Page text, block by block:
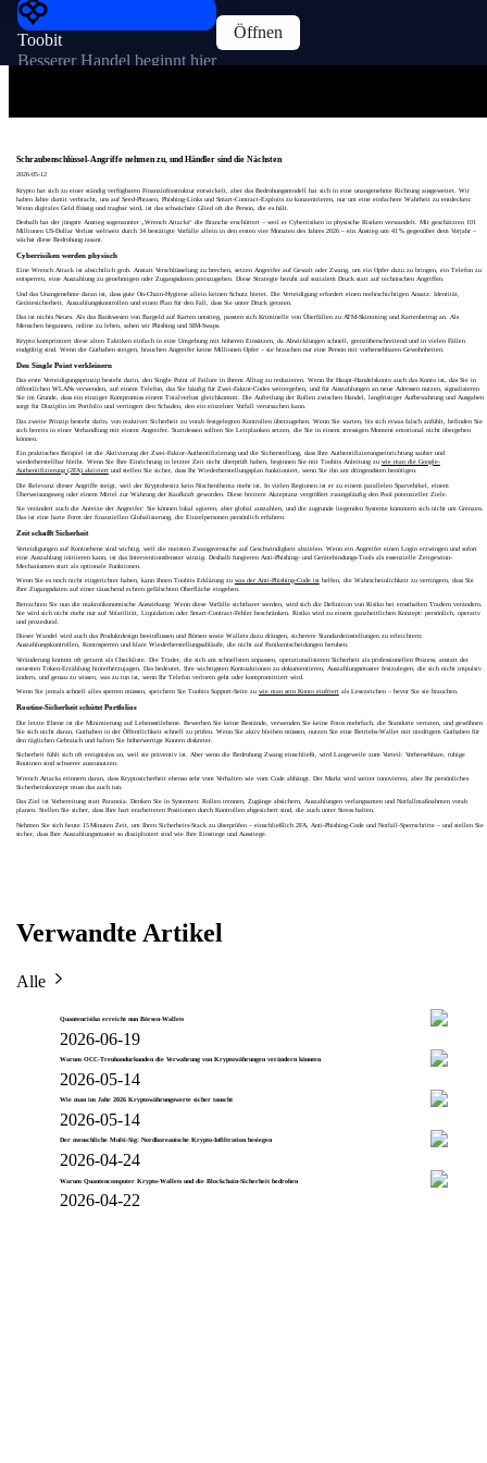
Toobit
Besserer Handel beginnt hier
Öffnen
Schraubenschlüssel-Angriffe nehmen zu, und Händler sind die Nächsten
2026-05-12
Krypto hat sich zu einer ständig verfügbaren Finanzinfrastruktur entwickelt, aber das Bedrohungsmodell hat sich in eine unangenehme Richtung ausgeweitet. Wir
haben Jahre damit verbracht, uns auf Seed-Phrasen, Phishing-Links und Smart-Contract-Exploits zu konzentrieren, nur um eine einfachere Wahrheit zu entdecken:
Wenn digitales Geld flüssig und tragbar wird, ist das schwächste Glied oft die Person, die es hält.
Deshalb hat der jüngste Anstieg sogenannter „Wrench Attacks“ die Branche erschüttert – weil er Cyberrisiken in physische Risiken verwandelt. Mit geschätzten 101
Millionen US-Dollar Verlust weltweit durch 34 bestätigte Vorfälle allein in den ersten vier Monaten des Jahres 2026 – ein Anstieg um 41 % gegenüber dem Vorjahr –
wächst diese Bedrohung rasant.
Cyberrisiken werden physisch
Eine Wrench Attack ist absichtlich grob. Anstatt Verschlüsselung zu brechen, setzen Angreifer auf Gewalt oder Zwang, um ein Opfer dazu zu bringen, ein Telefon zu
entsperren, eine Auszahlung zu genehmigen oder Zugangsdaten preiszugeben. Diese Strategie beruht auf sozialem Druck statt auf technischen Angriffen.
Und das Unangenehme daran ist, dass gute On-Chain-Hygiene allein keinen Schutz bietet. Die Verteidigung erfordert einen mehrschichtigen Ansatz: Identität,
Gerätesicherheit, Auszahlungskontrollen und einen Plan für den Fall, dass Sie unter Druck geraten.
Das ist nichts Neues. Als das Bankwesen von Bargeld auf Karten umstieg, passten sich Kriminelle von Überfällen zu ATM-Skimming und Kartenbetrug an. Als
Menschen begannen, online zu leben, sahen wir Phishing und SIM-Swaps.
Krypto komprimiert diese alten Taktiken einfach in eine Umgebung mit höheren Einsätzen, da Abwicklungen schnell, grenzüberschreitend und in vielen Fällen
endgültig sind. Wenn die Guthaben steigen, brauchen Angreifer keine Millionen Opfer – sie brauchen nur eine Person mit vorhersehbaren Gewohnheiten.
Den Single Point verkleinern
Das erste Verteidigungsprinzip besteht darin, den Single Point of Failure in Ihrem Alltag zu reduzieren. Wenn Ihr Haupt-Handelskonto auch das Konto ist, das Sie in
öffentlichen WLANs verwenden, auf einem Telefon, das Sie häufig für Zwei-Faktor-Codes weitergeben, und für Auszahlungen an neue Adressen nutzen, signalisieren
Sie im Grunde, dass ein einziger Kompromiss einem Totalverlust gleichkommt. Die Aufteilung der Rollen zwischen Handel, langfristiger Aufbewahrung und Ausgaben
sorgt für Disziplin im Portfolio und verringert den Schaden, den ein einzelner Vorfall verursachen kann.
Das zweite Prinzip besteht darin, von reaktiver Sicherheit zu vorab festgelegten Kontrollen überzugehen. Wenn Sie warten, bis sich etwas falsch anfühlt, befinden Sie
sich bereits in einer Verhandlung mit einem Angreifer. Stattdessen sollten Sie Leitplanken setzen, die Sie in einem stressigen Moment emotional nicht übergehen
können.
Ein praktisches Beispiel ist die Aktivierung der Zwei-Faktor-Authentifizierung und die Sicherstellung, dass Ihre Authentifizierungseinrichtung sauber und
wiederherstellbar bleibt. Wenn Sie Ihre Einrichtung in letzter Zeit nicht überprüft haben, beginnen Sie mit Toobits Anleitung zu wie man die Google-
Authentifizierung (2FA) aktiviertund stellen Sie sicher, dass Ihr Wiederherstellungsplan funktioniert, wenn Sie ihn am dringendsten benötigen.
Die Relevanz dieser Angriffe steigt, weil der Kryptobesitz kein Nischenthema mehr ist. In vielen Regionen ist er zu einem parallelen Sparvehikel, einem
Überweisungsweg oder einem Mittel zur Wahrung der Kaufkraft geworden. Diese breitere Akzeptanz vergrößert zwangsläufig den Pool potenzieller Ziele.
Sie verändert auch die Anreize der Angreifer: Sie können lokal agieren, aber global auszahlen, und die zugrunde liegenden Systeme kümmern sich nicht um Grenzen.
Das ist eine harte Form der finanziellen Globalisierung, die Einzelpersonen persönlich erfahren.
Zeit schafft Sicherheit
Verteidigungen auf Kontoebene sind wichtig, weil die meisten Zwangsversuche auf Geschwindigkeit abzielen. Wenn ein Angreifer einen Login erzwingen und sofort
eine Auszahlung initiieren kann, ist das Interventionsfenster winzig. Deshalb fungieren Anti-Phishing- und Gerätebindungs-Tools als essenzielle Zeitgewinn-
Mechanismen statt als optionale Funktionen.
Wenn Sie es noch nicht eingerichtet haben, kann Ihnen Toobits Erklärung zu was der Anti-Phishing-Code isthelfen, die Wahrscheinlichkeit zu verringern, dass Sie
Ihre Zugangsdaten auf einer täuschend echten gefälschten Oberfläche eingeben.
Betrachten Sie nun die makroökonomische Auswirkung: Wenn diese Vorfälle sichtbarer werden, wird sich die Definition von Risiko bei ernsthaften Tradern verändern.
Sie wird sich nicht mehr nur auf Volatilität, Liquidation oder Smart-Contract-Fehler beschränken. Risiko wird zu einem ganzheitlichen Konzept: persönlich, operativ
und prozedural.
Dieser Wandel wird auch das Produktdesign beeinflussen und Börsen sowie Wallets dazu drängen, sicherere Standardeinstellungen zu erleichtern:
Auszahlungskontrollen, Kontosperren und klare Wiederherstellungsabläufe, die nicht auf Panikentscheidungen beruhen.
Veränderung kommt oft getarnt als Checkliste. Die Trader, die sich am schnellsten anpassen, operationalisieren Sicherheit als professionellen Prozess, anstatt der
neuesten Token-Erzählung hinterherzujagen. Das bedeutet, Ihre wichtigsten Kontoaktionen zu dokumentieren, Auszahlungsmuster festzulegen, die sich nicht impulsiv
ändern, und genau zu wissen, was zu tun ist, wenn Ihr Telefon verloren geht oder kompromittiert wird.
Wenn Sie jemals schnell alles sperren müssen, speichern Sie Toobits Support-Seite zu wie man sein Konto einfriertals Lesezeichen – bevor Sie sie brauchen.
Routine-Sicherheit schützt Portfolios
Die letzte Ebene ist die Minimierung auf Lebensstilebene. Bewerben Sie keine Bestände, verwenden Sie keine Fotos mehrfach, die Standorte verraten, und gewöhnen
Sie sich nicht daran, Guthaben in der Öffentlichkeit schnell zu prüfen. Wenn Sie aktiv bleiben müssen, nutzen Sie eine Betriebs-Wallet mit niedrigem Guthaben für
den täglichen Gebrauch und halten Sie höherwertige Konten diskreter.
Sicherheit fühlt sich oft ereignislos an, weil sie präventiv ist. Aber wenn die Bedrohung Zwang einschließt, wird Langeweile zum Vorteil: Vorhersehbare, ruhige
Routinen sind schwerer auszunutzen.
Wrench Attacks erinnern daran, dass Kryptosicherheit ebenso sehr vom Verhalten wie vom Code abhängt. Der Markt wird weiter innovieren, aber Ihr persönliches
Sicherheitskonzept muss das auch tun.
Das Ziel ist Vorbereitung statt Paranoia. Denken Sie in Systemen: Rollen trennen, Zugänge absichern, Auszahlungen verlangsamen und Notfallmaßnahmen vorab
planen. Stellen Sie sicher, dass Ihre hart erarbeiteten Positionen durch Kontrollen abgesichert sind, die auch unter Stress halten.
Nehmen Sie sich heute 15 Minuten Zeit, um Ihren Sicherheits-Stack zu überprüfen – einschließlich 2FA, Anti-Phishing-Code und Notfall-Sperrschritte – und stellen Sie
sicher, dass Ihre Auszahlungsmuster so diszipliniert sind wie Ihre Einstiege und Ausstiege.
Verwandte Artikel
Alle
Quantenrisiko erreicht nun Börsen-Wallets
2026-06-19
Warum OCC-Treuhandurkunden die Verwahrung von Kryptowährungen verändern könnten
2026-05-14
Wie man im Jahr 2026 Kryptowährungswerte sicher tauscht
2026-05-14
Der menschliche Multi-Sig: Nordkoreanische Krypto-Infiltration besiegen
2026-04-24
Warum Quantencomputer Krypto-Wallets und die Blockchain-Sicherheit bedrohen
2026-04-22